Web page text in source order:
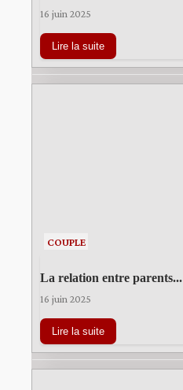
16 juin 2025
Lire la suite
COUPLE
La relation entre parents...
16 juin 2025
Lire la suite